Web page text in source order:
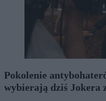
Pokolenie
wybierają dziś Jokera